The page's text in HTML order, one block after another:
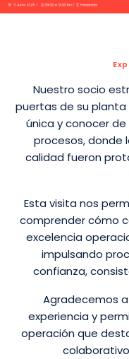
Nuestro socio
puertas de su planta
única y conocer
procesos, donde
calidad fueron
Esta visita nos
comprender cómo
excelencia
impulsando
confianza,
Agradecemos
experiencia y
operación que